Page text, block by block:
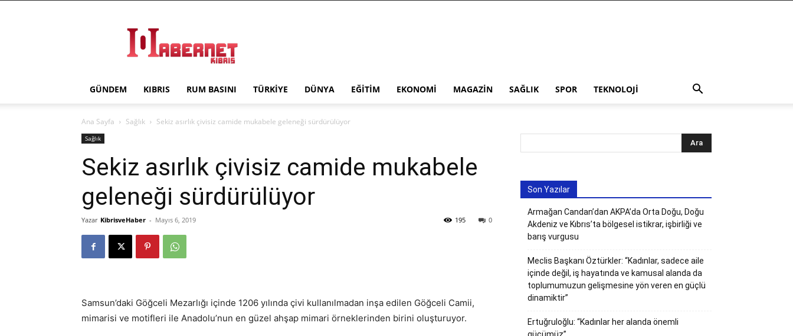
Kıbrıs
GÜNDEM KIBRIS RUM BASINI TÜRKIYE DÜNYA EĞITIM EKONOMI MAGAZIN SAĞLIK SPOR TEKNOLOJI
Ana Sayfa Sağlık Sekiz asırlık çivisiz camide mukabele geleneği sürdürülüyor
Sağlık
Sekiz asırlık çivisiz camide mukabele
geleneği sürdürülüyor
Yazar KibrisveHaber - Mayıs 6, 2019 0
195
Samsun’daki Göğceli Mezarlığı içinde 1206 yılında çivi kullanılmadan inşa edilen Göğceli Camii,
mimarisi ve motifleri ile Anadolu’nun en güzel ahşap mimari örneklerinden birini oluşturuyor.
Son Yazılar
Armağan Candan’dan AKPA’da Orta Doğu, Doğu
Akdeniz ve Kıbrıs’ta bölgesel istikrar, işbirliği ve
barış vurgusu
Meclis Başkanı Öztürkler: “Kadınlar, sadece aile
içinde değil, iş hayatında ve kamusal alanda da
toplumumuzun gelişmesine yön veren en güçlü
dinamiktir”
Ertuğruloğlu: “Kadınlar her alanda önemli